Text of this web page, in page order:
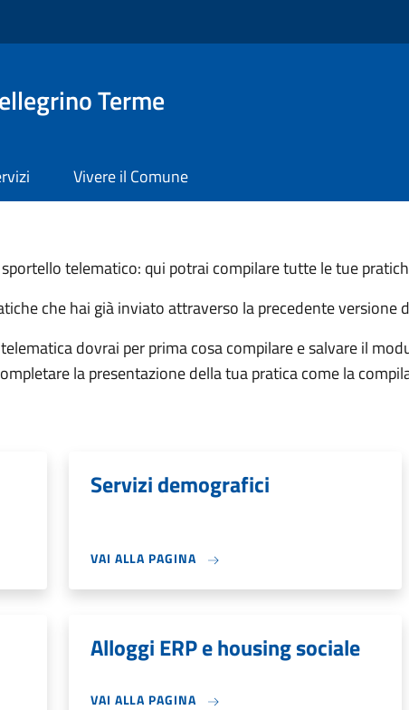
Terme
Vivere il Comune
telematico: qui potrai compilare tutte le tue
che hai già inviato attraverso la precedente versione
dovrai per prima cosa compilare e salvare il
la presentazione della tua pratica come la
Servizi demografici
VAI ALLA PAGINA
Alloggi ERP e housing sociale
VAI ALLA PAGINA